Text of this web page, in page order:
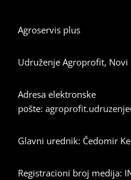
Agroservis plus
Udruženje Agroprofit, Novi
Adresa elektronske
pošte:
Glavni urednik: Čedomir
Registracioni broj medija: